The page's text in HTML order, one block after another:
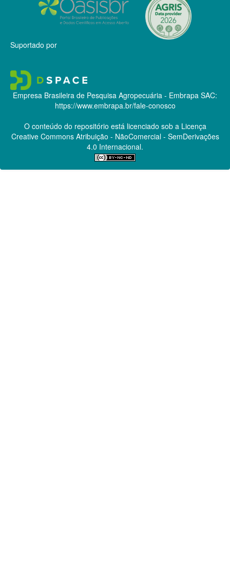
Suportado por
Empresa Brasileira de Pesquisa Agropecuária - Embrapa SAC:
https://www.embrapa.br/fale-conosco
O conteúdo do repositório está licenciado sob a Licença
Creative CommonsAtribuição - NãoComercial - SemDerivações
4.0 Internacional.